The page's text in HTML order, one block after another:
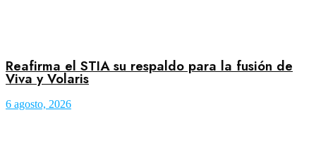
Reafirma el STIA su respaldo para la fusión de
Viva y Volaris
6 agosto, 2026